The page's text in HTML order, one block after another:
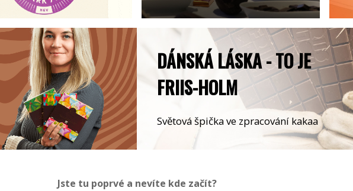
DÁNSKÁ LÁSKA - TO JE
FRIIS-HOLM
Světová špička ve zpracování kakaa
Jste tu poprvé a nevíte kde začít?